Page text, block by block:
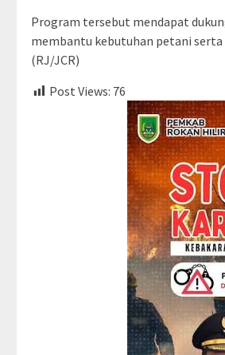
Program tersebut mendapat
membantu kebutuhan petani
(RJ/JCR)
Post Views: 76